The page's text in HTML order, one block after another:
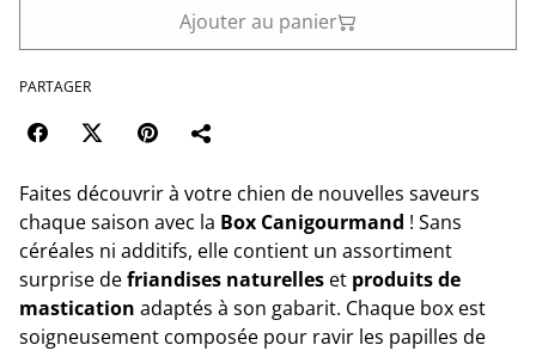
Ajouter au panier
PARTAGER
Faites découvrir à votre chien de nouvelles saveurs
chaque saison avec la Box Canigourmand ! Sans
céréales ni additifs, elle contient un assortiment
surprise defriandises naturelles et produits de
mastication adaptés à son gabarit. Chaque box est
soigneusement composée pour ravir les papilles de